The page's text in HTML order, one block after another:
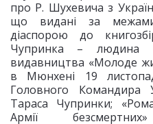
про Р. Шухевича з
що видані за
діаспорою до
Чупринка – людина
видавництва «Молоде
в Мюнхені 19
Головного Командира
Тараса Чупринки;
Армії